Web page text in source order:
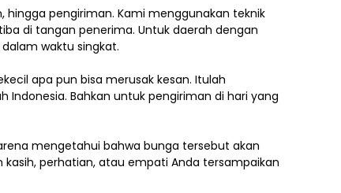
hingga pengiriman. Kami menggunakan teknik
di tangan penerima. Untuk daerah dengan
waktu singkat.
apa pun bisa merusak kesan. Itulah
Bahkan untuk pengiriman di hari yang
mengetahui bahwa bunga tersebut akan
perhatian, atau empati Anda tersampaikan